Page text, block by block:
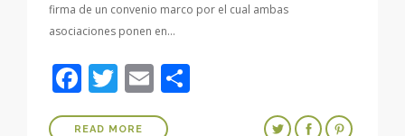
firma de un convenio marco por el cual ambas
asociaciones ponen en…
Facebook
Twitter
Email
READ MORE